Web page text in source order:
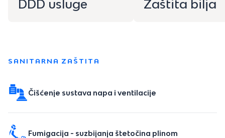
DDD usluge Zaštita bilja
SANITARNA ZAŠTITA
Čišćenje sustava napa i ventilacije
Fumigacija - suzbijanja štetočina plinom